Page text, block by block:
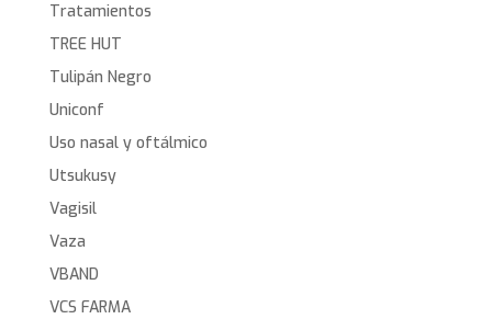
Tratamientos
TREE HUT
Tulipán Negro
Uniconf
Uso nasal y oftálmico
Utsukusy
Vagisil
Vaza
VBAND
VCS FARMA